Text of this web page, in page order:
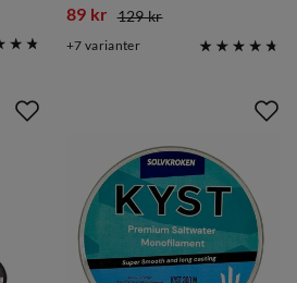
discounted
89 kr
original
129 kr
7 varianter